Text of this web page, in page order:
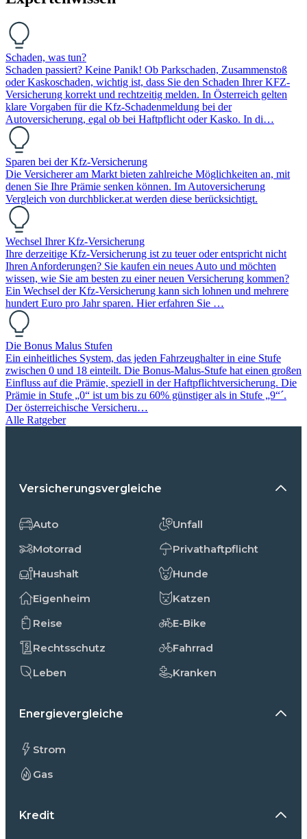
Schaden, was tun?
Schaden passiert? Keine Panik! Ob Parkschaden, Zusammenstoß
oder Kaskoschaden, wichtig ist, dass Sie den Schaden Ihrer KFZ-
Versicherung korrekt und rechtzeitig melden. In Österreich gelten
klare Vorgaben für die Kfz-Schadenmeldung bei der
Autoversicherung, egal ob bei Haftpflicht oder Kasko. In di…
Sparen bei der Kfz-Versicherung
Die Versicherer am Markt bieten zahlreiche Möglichkeiten an, mit
denen Sie Ihre Prämie senken können. Im Autoversicherung
Vergleich von durchblicker.at werden diese berücksichtigt.
Wechsel Ihrer Kfz-Versicherung
Ihre derzeitige Kfz-Versicherung ist zu teuer oder entspricht nicht
Ihren Anforderungen? Sie kaufen ein neues Auto und möchten
wissen, wie Sie am besten zu einer neuen Versicherung kommen?
Ein Wechsel der Kfz-Versicherung kann sich lohnen und mehrere
hundert Euro pro Jahr sparen. Hier erfahren Sie …
Die Bonus Malus Stufen
Ein einheitliches System, das jeden Fahrzeughalter in eine Stufe
zwischen 0 und 18 einteilt. Die Bonus-Malus-Stufe hat einen großen
Einfluss auf die Prämie, speziell in der Haftpflichtversicherung. Die
Prämie in Stufe „0“ ist um bis zu 60% günstiger als in Stufe „9“´.
Der österreichische Versicheru…
Alle Ratgeber
Versicherungsvergleiche
Auto
Motorrad
Haushalt
Eigenheim
Reise
Rechtsschutz
Leben
Unfall
Privathaftpflicht
Hunde
Katzen
E-Bike
Fahrrad
Kranken
Energievergleiche
Strom
Gas
Kredit